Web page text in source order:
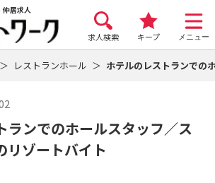
仲居求人
求人検索 キープ メニュー
レストランホール ホテルのレストランでの
ランでのホールスタッフ／ス
リゾートバイト